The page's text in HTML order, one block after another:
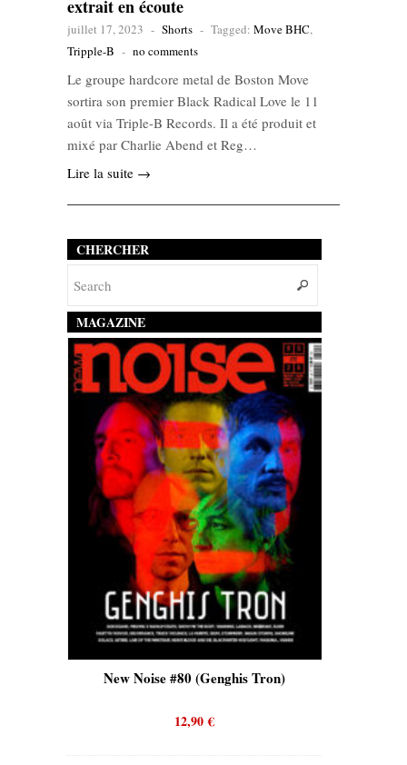
extrait en écoute
juillet 17, 2023 - Shorts - Tagged: Move BHC,
Tripple-B - no comments
Le groupe hardcore metal de Boston Move
sortira son premier Black Radical Love le 11
août via Triple-B Records. Il a été produit et
mixé par Charlie Abend et Reg…
Lire la suite →
CHERCHER
MAGAZINE
New Noise #80 (Genghis Tron)
12,90€